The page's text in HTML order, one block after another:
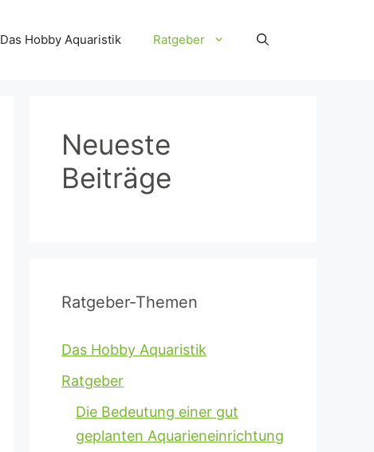
Das Hobby Aquaristik Ratgeber
Neueste
Beiträge
Ratgeber-Themen
Das Hobby Aquaristik
Ratgeber
Die Bedeutung einer gut
geplanten Aquarieneinrichtung